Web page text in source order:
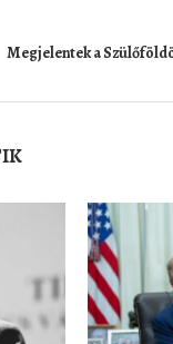
Megjelentek a